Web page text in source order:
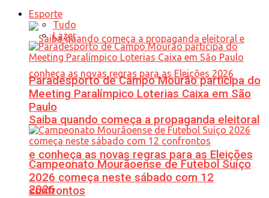
Saiba quando começa a propaganda eleitoral
e conheça as novas regras para as Eleições
2026
Esporte
Tudo
Lazer
Paradesporto de Campo Mourão participa do
Meeting Paralímpico Loterias Caixa em São
Paulo
Campeonato Mourãoense de Futebol Suíço
2026 começa neste sábado com 12
confrontos